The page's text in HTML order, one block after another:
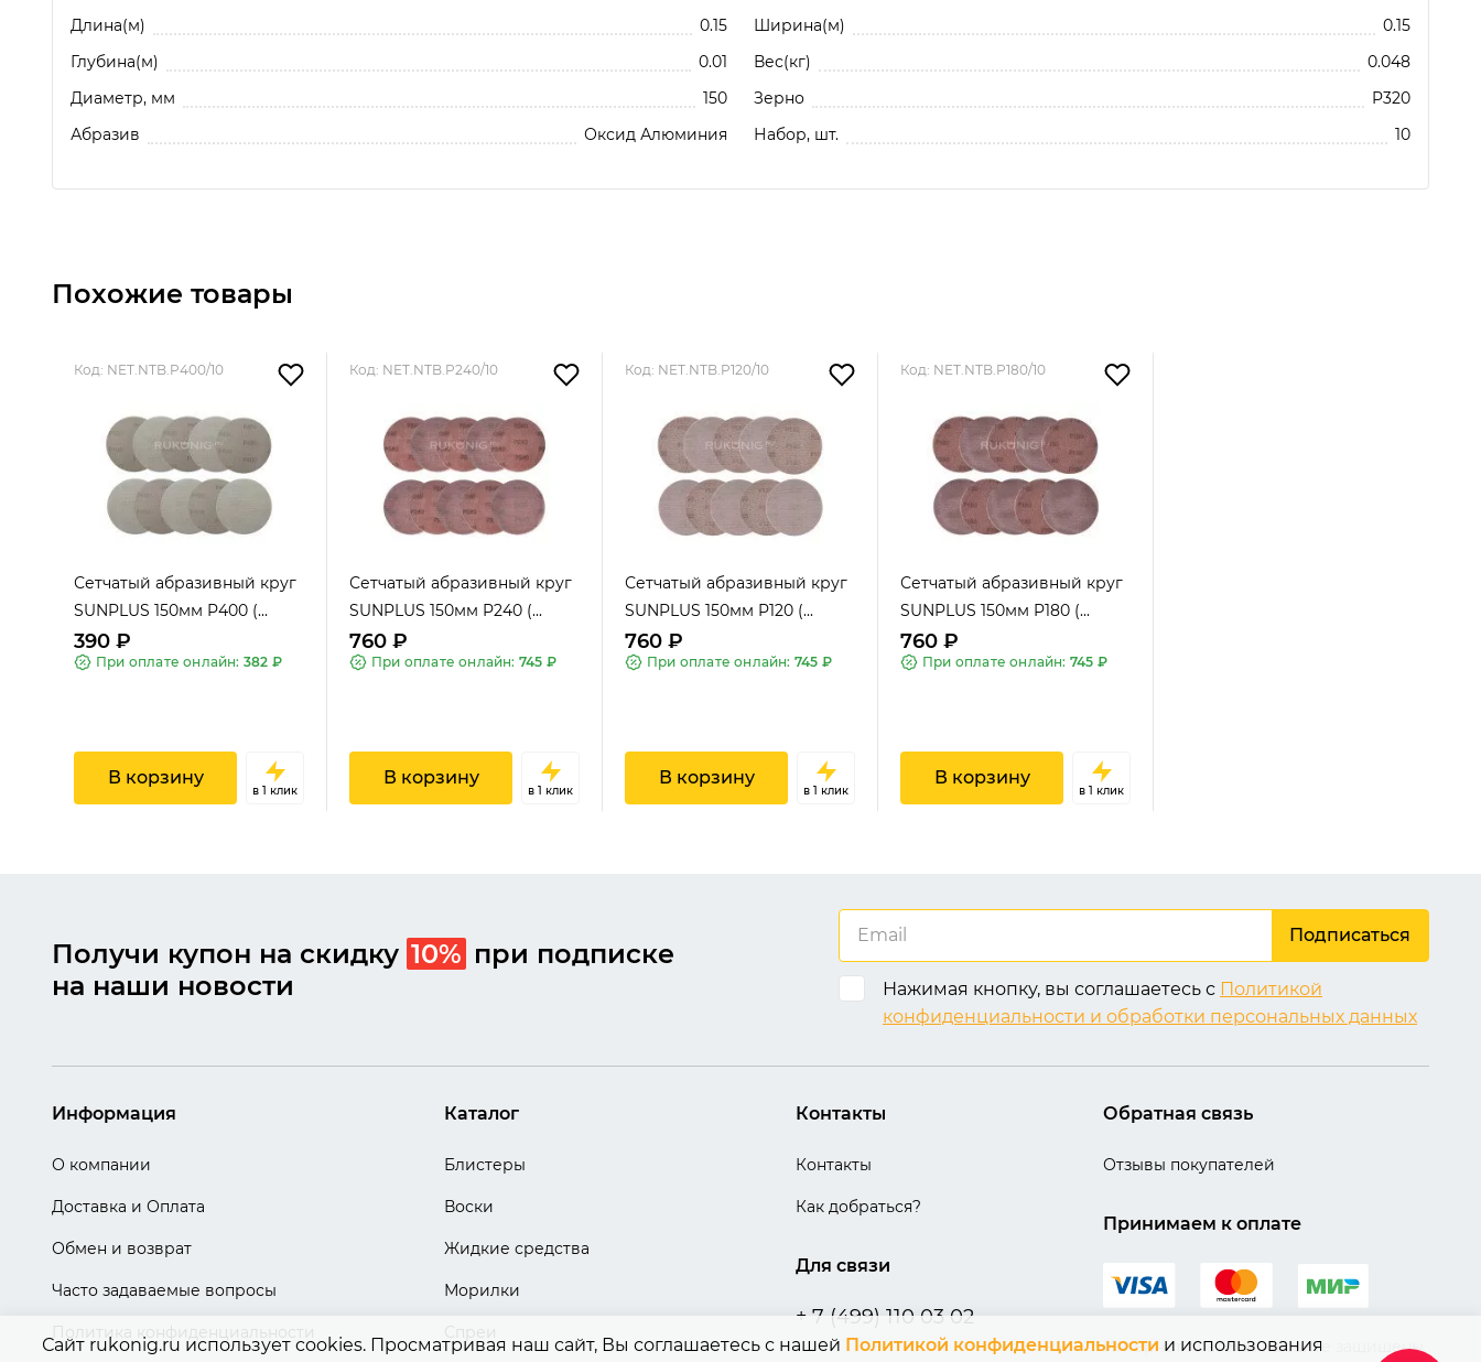
Длина(м) 0.15 Ширина(м)
0.15
Глубина(м)
0.01 Вес(кг)
0.048
Диаметр, мм
150 Зерно
P320
Абразив
Оксид Алюминия Набор, шт. 10
Добавить отзыв
Похожие товары
Код: NET.NTB.P400/10
Сетчатый абразивный круг
SUNPLUS 150мм P400 (...
390 ₽
При оплате онлайн: 382 ₽
В корзину
в 1 клик
Код: NET.NTB.P240/10
Сетчатый абразивный круг
SUNPLUS 150мм P240 (...
760 ₽
При оплате онлайн: 745 ₽
В корзину
в 1 клик
Код: NET.NTB.P120/10
Сетчатый абразивный круг
SUNPLUS 150мм P120 (...
760 ₽
При оплате онлайн: 745 ₽
В корзину
в 1 клик
Код: NET.NTB.P180/10
Сетчатый абразивный круг
SUNPLUS 150мм P180 (...
760 ₽
При оплате онлайн: 745 ₽
В корзину
в 1 клик
Получи купон на скидку 10% при подписке
на наши новости
Подписаться
Нажимая кнопку, вы соглашаетесь с Политикой
конфиденциальности и обработки персональных данных
Информация
О компании
Доставка и Оплата
Обмен и возврат
Часто задаваемые вопросы
Политика конфиденциальности
Каталог
Блистеры
Воски
Жидкие средства
Морилки
Спреи
Контакты
Контакты
Как добраться?
Для связи
+ 7 (499) 110 03 02
Обратная связь
Отзывы покупателей
Принимаем к оплате
Интернет платежи на сайте защищены
Сайт rukonig.ru использует cookies. Просматривая наш сайт, Вы соглашаетесь с нашей Политикой конфиденциальности и использования